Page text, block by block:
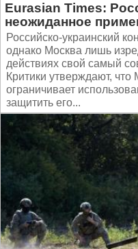
Eurasian Times:
неожиданное
Российско-украинский
однако Москва лишь
действиях свой самый
Критики утверждают,
ограничивает
защитить его...